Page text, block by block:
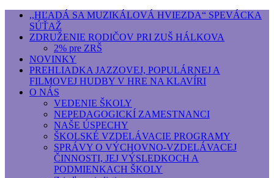
Základná umelecká škola, Hálkova
Základná umelecká škola, Hálkova 56, Bratislava -
,,HĽADÁ SA MUZIKÁLOVÁ HVIEZDA“ SPEVÁCKA
SÚŤAŽ
ZDRUŽENIE RODIČOV PRI ZUŠ HÁLKOVA
2% pre ZRŠ
NOVINKY
PREHLIADKA JAZZOVEJ, POPULÁRNEJ A
FILMOVEJ HUDBY V HRE NA KLAVÍRI
O NÁS
VEDENIE ŠKOLY
NEPEDAGOGICKÍ ZAMESTNANCI
NAŠE ÚSPECHY
ŠKOLSKÉ VZDELÁVACIE PROGRAMY
SPRÁVY O VÝCHOVNO-VZDELÁVACEJ
ČINNOSTI, JEJ VÝSLEDKOCH A
PODMIENKACH ŠKOLY